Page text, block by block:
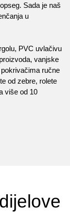
Sada je naš
u
PVC uvlačivu
vanjske
ručne
od zebre, rolete
više od 10